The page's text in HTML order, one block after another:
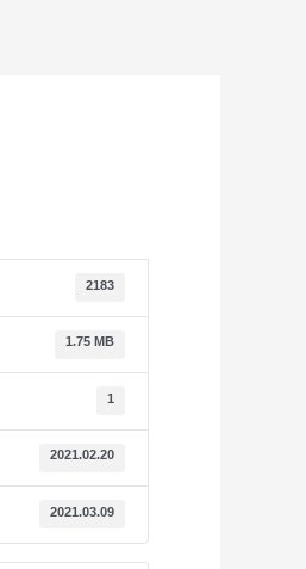
2183
1.75 MB
1
2021.02.20
2021.03.09